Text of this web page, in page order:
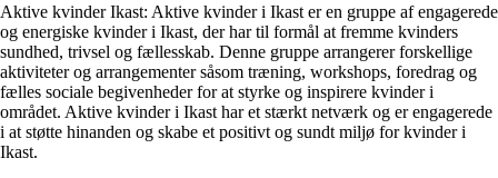
Aktive kvinder Ikast: Aktive kvinder i Ikast er en gruppe af engagerede
og energiske kvinder i Ikast, der har til formål at fremme kvinders
sundhed, trivsel og fællesskab. Denne gruppe arrangerer forskellige
aktiviteter og arrangementer såsom træning, workshops, foredrag og
fælles sociale begivenheder for at styrke og inspirere kvinder i
området. Aktive kvinder i Ikast har et stærkt netværk og er engagerede
i at støtte hinanden og skabe et positivt og sundt miljø for kvinder i
Ikast.